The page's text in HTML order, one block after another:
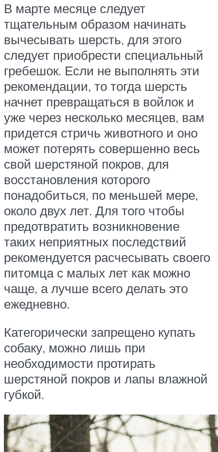
В марте месяце следует
тщательным образом начинать
вычесывать шерсть, для этого
следует приобрести специальный
гребешок. Если не выполнять эти
рекомендации, то тогда шерсть
начнет превращаться в войлок и
уже через несколько месяцев, вам
придется стричь животного и оно
может потерять совершенно весь
свой шерстяной покров, для
восстановления которого
понадобиться, по меньшей мере,
около двух лет. Для того чтобы
предотвратить возникновение
таких неприятных последствий
рекомендуется расчесывать своего
питомца с малых лет как можно
чаще, а лучше всего делать это
ежедневно.
Категорически запрещено купать
собаку, можно лишь при
необходимости протирать
шерстяной покров и лапы влажной
губкой.